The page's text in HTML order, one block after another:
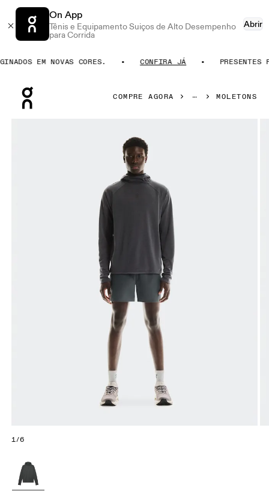
On App
Tênis e Equipamento Suiços de Alto Desempenho
para Corrida
Abrir
EM NOVAS CORES. CONFIRA JÁ PRESENTES
COMPRE AGORA MOLETONS
1/6